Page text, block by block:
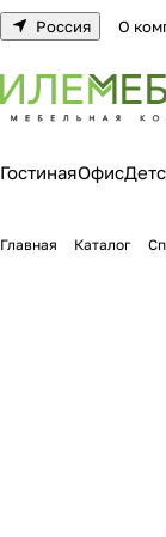
Россия О
ГостинаяОфис
Главная Каталог